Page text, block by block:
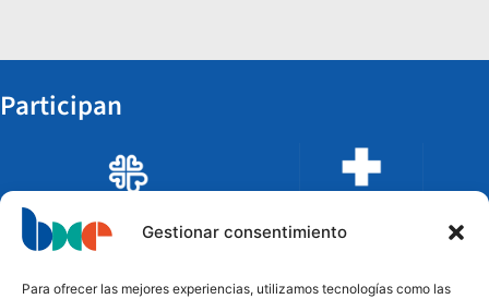
Gestionar consentimiento
Para ofrecer las mejores experiencias, utilizamos tecnologías como las
Participan